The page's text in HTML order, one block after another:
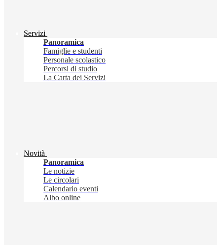
Servizi
Panoramica
Famiglie e studenti
Personale scolastico
Percorsi di studio
La Carta dei Servizi
Novità
Panoramica
Le notizie
Le circolari
Calendario eventi
Albo online